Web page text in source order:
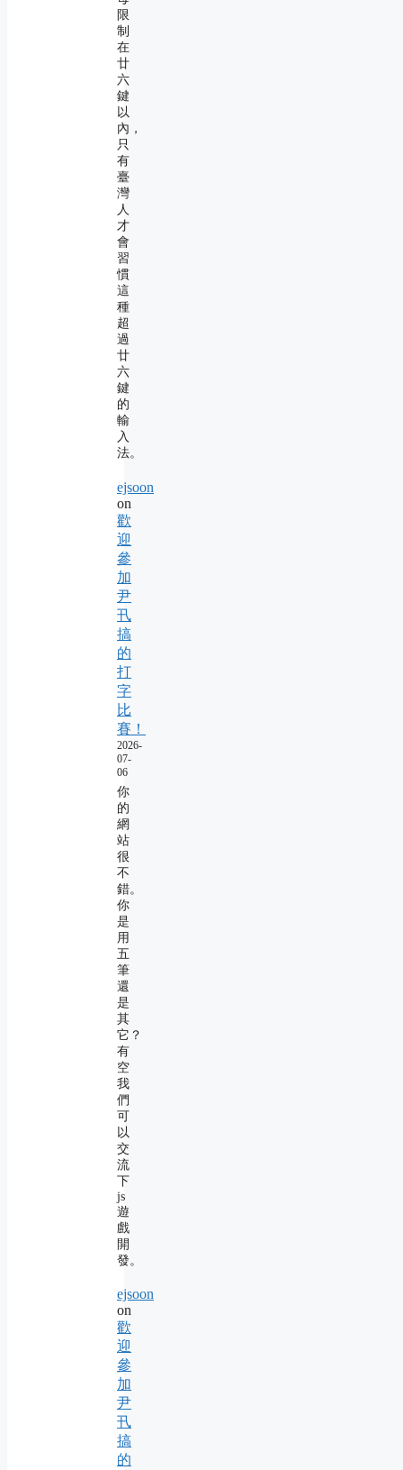
限
制
在
廿
六
鍵
以
內，
只
有
臺
灣
人
才
會
習
慣
這
種
超
過
廿
六
鍵
的
輸
入
法。
ejsoon
on
歡
迎
參
加
尹
卂
搞
的
打
字
比
賽！
2026-
07-
06
你
的
網
站
很
不
錯。
你
是
用
五
筆
還
是
其
它？
有
空
我
們
可
以
交
流
下
js
遊
戲
開
發。
ejsoon
on
歡
迎
參
加
尹
卂
搞
的